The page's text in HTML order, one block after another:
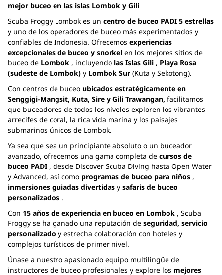
mejor buceo en las islas Lombok y Gili
Scuba Froggy Lombok es un centro de buceo PADI 5 estrellas
y uno de los operadores de buceo más experimentados y
confiables de Indonesia. Ofrecemos experiencias
excepcionales de buceo y snorkel en los mejores sitios de
buceo de Lombok , incluyendo las Islas Gili , Playa Rosa
(sudeste de Lombok) y Lombok Sur (Kuta y Sekotong).
Con centros de buceo ubicados estratégicamente en
Senggigi-Mangsit, Kuta, Sire y Gili Trawangan, facilitamos
que buceadores de todos los niveles exploren los vibrantes
arrecifes de coral, la rica vida marina y los paisajes
submarinos únicos de Lombok.
Ya sea que sea un principiante absoluto o un buceador
avanzado, ofrecemos una gama completa de cursos de
buceo PADI , desde Discover Scuba Diving hasta Open Water
y Advanced, así como programas de buceo para niños ,
inmersiones guiadas divertidas y safaris de buceo
personalizados .
Con 15 años de experiencia en buceo en Lombok , Scuba
Froggy se ha ganado una reputación de seguridad, servicio
personalizado y estrecha colaboración con hoteles y
complejos turísticos de primer nivel.
Únase a nuestro apasionado equipo multilingüe de
instructores de buceo profesionales y explore los mejores